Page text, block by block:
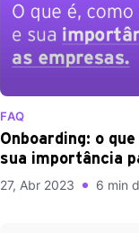
FAQ
Onboarding: o
sua importância
27, Abr 2023 6 min